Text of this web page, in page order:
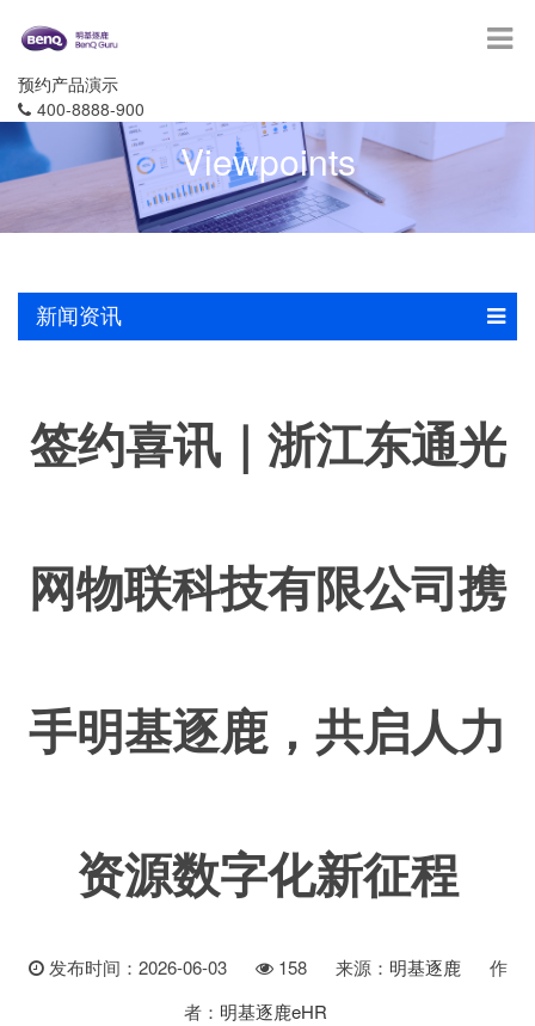
预约产品演示
400-8888-900
Viewpoints
新闻资讯
签约喜讯｜浙江东通光
网物联科技有限公司携
手明基逐鹿，共启人力
资源数字化新征程
发布时间：2026-06-03 158 来源： 明基逐鹿
作
者： 明基逐鹿eHR